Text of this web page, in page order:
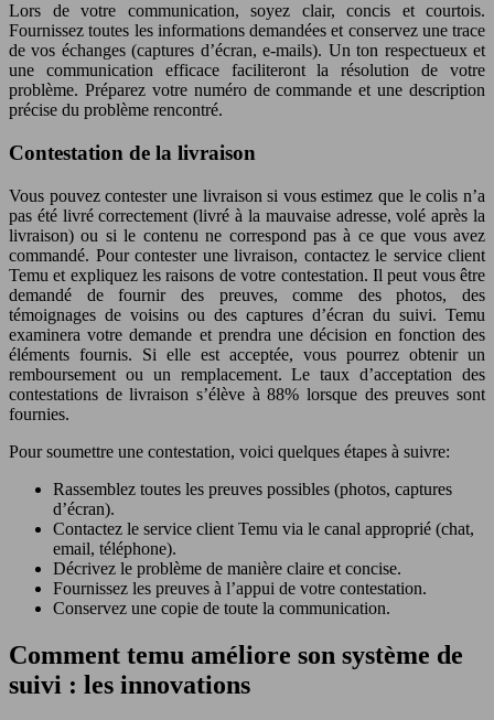
Lors de votre communication, soyez clair, concis et courtois.
Fournissez toutes les informations demandées et conservez une trace
de vos échanges (captures d’écran, e-mails). Un ton respectueux et
une communication efficace faciliteront la résolution de votre
problème. Préparez votre numéro de commande et une description
précise du problème rencontré.
Contestation de la livraison
Vous pouvez contester une livraison si vous estimez que le colis n’a
pas été livré correctement (livré à la mauvaise adresse, volé après la
livraison) ou si le contenu ne correspond pas à ce que vous avez
commandé. Pour contester une livraison, contactez le service client
Temu et expliquez les raisons de votre contestation. Il peut vous être
demandé de fournir des preuves, comme des photos, des
témoignages de voisins ou des captures d’écran du suivi. Temu
examinera votre demande et prendra une décision en fonction des
éléments fournis. Si elle est acceptée, vous pourrez obtenir un
remboursement ou un remplacement. Le taux d’acceptation des
contestations de livraison s’élève à 88% lorsque des preuves sont
fournies.
Pour soumettre une contestation, voici quelques étapes à suivre:
Rassemblez toutes les preuves possibles (photos, captures
d’écran).
Contactez le service client Temu via le canal approprié (chat,
email, téléphone).
Décrivez le problème de manière claire et concise.
Fournissez les preuves à l’appui de votre contestation.
Conservez une copie de toute la communication.
Comment temu améliore son système de
suivi : les innovations